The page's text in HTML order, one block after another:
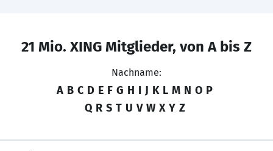
21 Mio. XING Mitglieder, von A bis Z
Nachname:
A B C D E F G H I J K L M N O P
Q R S T U V W X Y Z